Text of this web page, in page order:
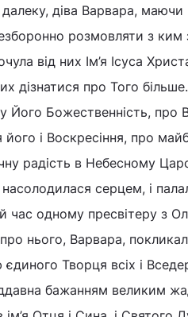
діва Варвара, маючи
розмовляти з
від них Ім’я Ісуса
дізнатися про Того
Божественність, про
і Воскресіння, про
радість в Небесному
серцем, і
одному пресвітеру з
нього, Варвара,
єдиного Творця всіх і
бажанням великим